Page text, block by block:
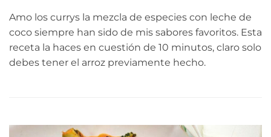
Amo los currys la mezcla de especies con leche de
coco siempre han sido de mis sabores favoritos. Esta
receta la haces en cuestión de 10 minutos, claro solo
debes tener el arroz previamente hecho.